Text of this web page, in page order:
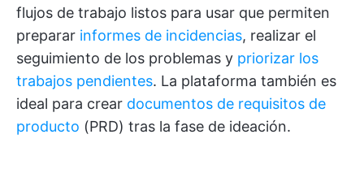
flujos de trabajo listos para usar que permiten
preparar informes de incidencias, realizar el
seguimiento de los problemas y priorizar los
trabajos pendientes. La plataforma también es
ideal para crear documentos de requisitos de
producto (PRD) tras la fase de ideación.